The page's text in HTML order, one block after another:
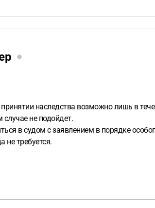
наследства возможно лишь в
случае не подойдет.
в судом с заявлением в порядке
не требуется.